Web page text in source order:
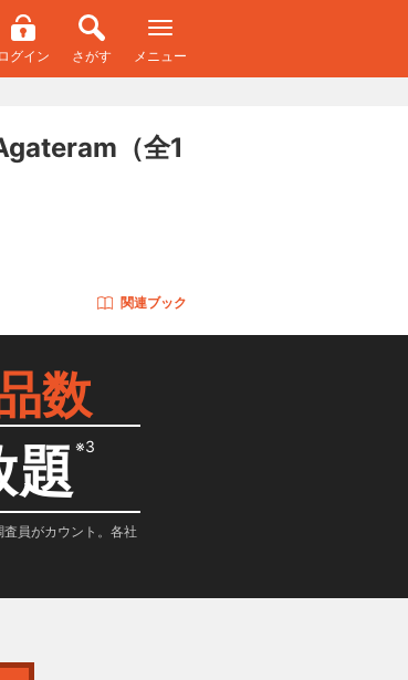
ログイン さがす メニュー
（全1
関連ブック
数
題※3
員がカウント。各社